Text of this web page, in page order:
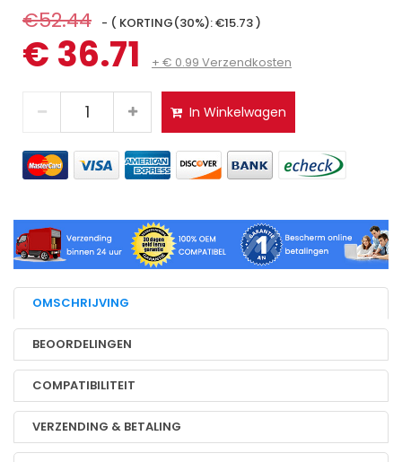
€52.44 - ( KORTING(30%): €15.73 )
€ 36.71 + € 0.99 Verzendkosten
In Winkelwagen
OMSCHRIJVING
BEOORDELINGEN
COMPATIBILITEIT
VERZENDING & BETALING